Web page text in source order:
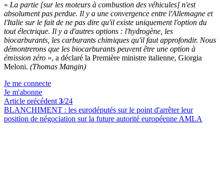
« La partie [sur les moteurs à combustion des véhicules] n'est
absolument pas perdue. Il y a une convergence entre l'Allemagne et
l'Italie sur le fait de ne pas dire qu'il existe uniquement l'option du
tout électrique. Il y a d'autres options : l'hydrogène, les
biocarburants, les carburants chimiques qu'il faut approfondir. Nous
démontrerons que les biocarburants peuvent être une option à
émission zéro », a déclaré la Première ministre italienne, Giorgia
Meloni. (Thomas Mangin)
Je me connecte
Je m'abonne
Article précédent 3/24
BLANCHIMENT : les eurodéputés sur le point d'arrêter leur
position de négociation sur la future autorité européenne AMLA